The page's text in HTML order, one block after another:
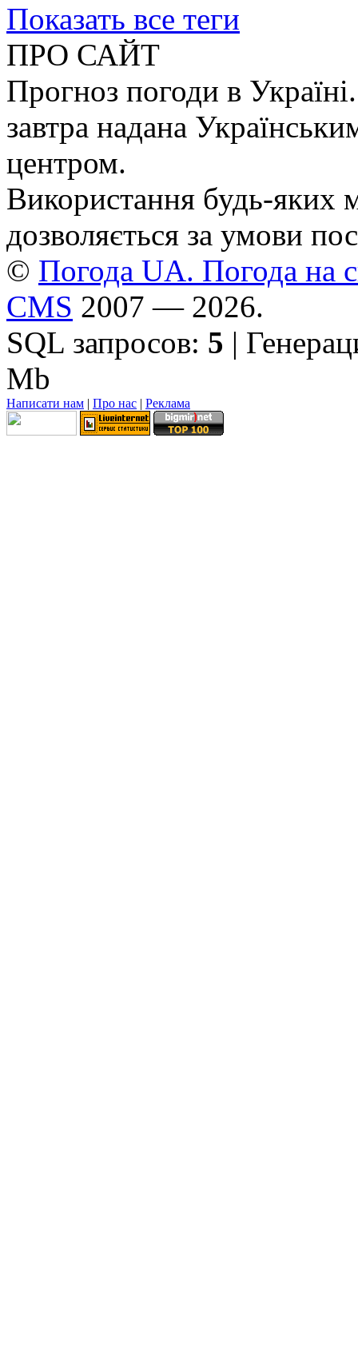
Показать все теги
ПРО САЙТ
Прогноз погоди в
завтра надана
центром.
Використання будь-яких
дозволяється за умови
© Погода UA. Погода на
CMS 2007 — 2026.
SQL запросов: 5 |
Mb
Написати нам | Про нас | Реклама